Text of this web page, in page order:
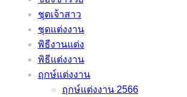
สาว
ชุดเจ้าสาว
ชุดแต่งงาน
พิธีงานแต่ง
พิธีแต่งงาน
ฤกษ์แต่งงาน
ฤกษ์แต่งงาน 2566